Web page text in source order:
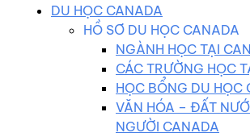
DU HỌC CANADA
HỒ SƠ DU HỌC CANADA
NGÀNH HỌC TẠI
CÁC TRƯỜNG HỌC
HỌC BỔNG DU HỌC
VĂN HÓA – ĐẤT
NGƯỜI CANADA